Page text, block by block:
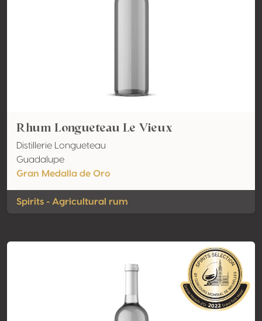
Rhum Longueteau Le Vieux
Distillerie Longueteau
Guadalupe
Gran Medalla de Oro
Spirits - Agricultural rum